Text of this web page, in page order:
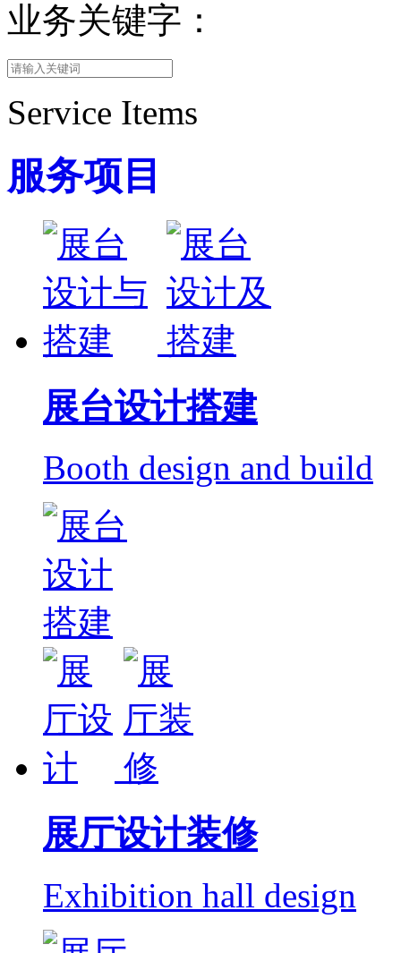
业务关键字：
Service Items
服务项目
展台设计搭建
Booth design and build
展厅设计装修
Exhibition hall design